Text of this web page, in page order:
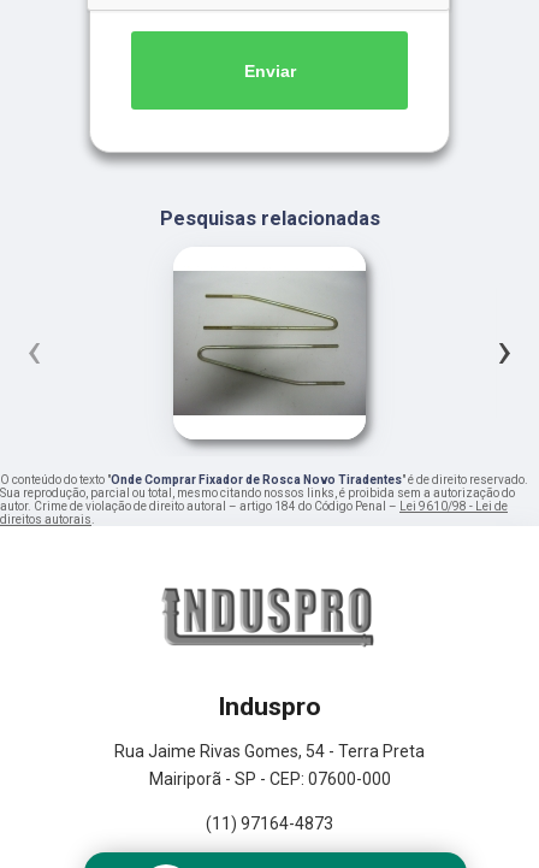
Enviar
Pesquisas relacionadas
‹ ›
O conteúdo do texto "Onde Comprar Fixador de Rosca Novo Tiradentes" é de direito reservado.
Sua reprodução, parcial ou total, mesmo citando nossos links, é proibida sem a autorização do
autor. Crime de violação de direito autoral – artigo 184 do Código Penal –
Lei 9610/98 - Lei de
direitos autorais
Induspro
Rua Jaime Rivas Gomes, 54 - Terra Preta
Mairiporã - SP - CEP: 07600-000
(11) 97164-4873